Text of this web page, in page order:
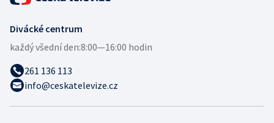
Divácké centrum
každý všední den:8:00—16:00 hodin
261 136 113
info@ceskatelevize.cz